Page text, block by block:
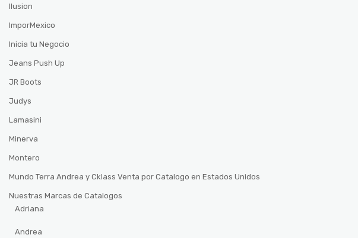
Ilusion
ImporMexico
Inicia tu Negocio
Jeans Push Up
JR Boots
Judys
Lamasini
Minerva
Montero
Mundo Terra Andrea y Cklass Venta por Catalogo en Estados Unidos
Nuestras Marcas de Catalogos
Adriana
Andrea